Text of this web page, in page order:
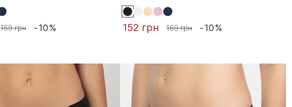
169 грн -10% 152 грн 169 грн -10%